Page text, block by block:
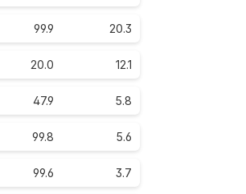
99.9 20.3
20.0 12.1
47.9 5.8
99.8 5.6
99.6 3.7